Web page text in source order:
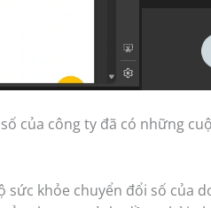
của công ty đã có những
khỏe chuyển đổi số của